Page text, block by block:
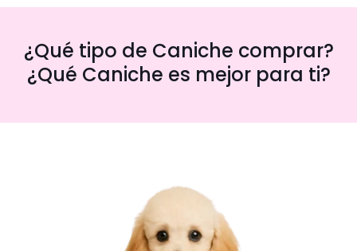
¿Qué tipo de Caniche comprar?
¿Qué Caniche es mejor para ti?